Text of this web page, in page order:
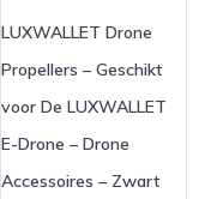
LUXWALLET Drone
Propellers – Geschikt
voor De LUXWALLET
E-Drone – Drone
Accessoires – Zwart